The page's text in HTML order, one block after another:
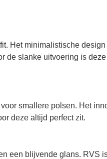
Het minimalistische design
de slanke uitvoering is deze
smallere polsen. Het
deze altijd perfect zit.
een blijvende glans. RVS